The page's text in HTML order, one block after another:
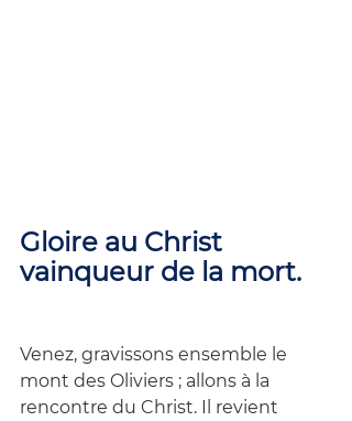
Gloire au Christ
vainqueur de la mort.
Venez, gravissons ensemble le
mont des Oliviers ; allons à la
rencontre du Christ. Il revient